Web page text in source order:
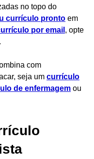
no topo do
currículo pronto em
por email , opte
com
seja um currículo
de enfermagem ou